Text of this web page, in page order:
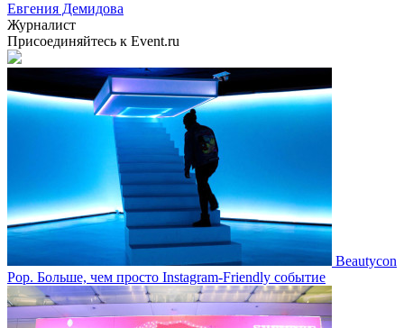
Евгения Демидова
Журналист
Присоединяйтесь к Event.ru
Beautycon
Pop. Больше, чем просто Instagram-Friendly событие